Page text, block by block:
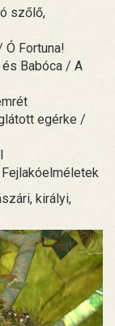
szőlő,
Fortuna!
és Babóca / A
egérke /
királyi,